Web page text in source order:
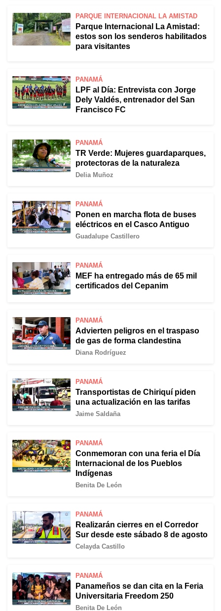
PARQUE INTERNACIONAL LA AMISTAD
Parque Internacional La Amistad:
estos son los senderos habilitados
para visitantes
PANAMÁ
LPF al Día: Entrevista con Jorge
Dely Valdés, entrenador del San
Francisco FC
PANAMÁ
TR Verde: Mujeres guardaparques,
protectoras de la naturaleza
Delia Muñoz
PANAMÁ
Ponen en marcha flota de buses
eléctricos en el Casco Antiguo
Guadalupe Castillero
PANAMÁ
MEF ha entregado más de 65 mil
certificados del Cepanim
PANAMÁ
Advierten peligros en el traspaso
de gas de forma clandestina
Diana Rodríguez
PANAMÁ
Transportistas de Chiriquí piden
una actualización en las tarifas
Jaime Saldaña
PANAMÁ
Conmemoran con una feria el Día
Internacional de los Pueblos
Indígenas
Benita De León
PANAMÁ
Realizarán cierres en el Corredor
Sur desde este sábado 8 de agosto
Celayda Castillo
PANAMÁ
Panameños se dan cita en la Feria
Universitaria Freedom 250
Benita De León